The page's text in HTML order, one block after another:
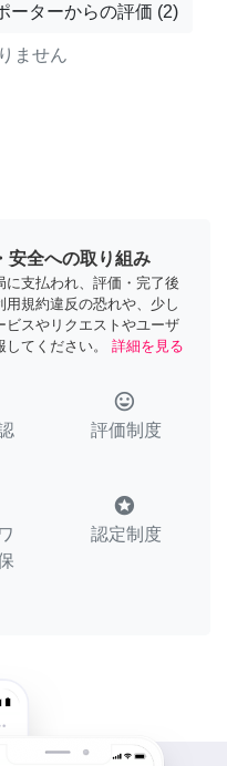
ーターからの評価 (2)
ません
安全への取り組み
に支払われ、評価・完了後
用規約違反の恐れや、少し
ビスやリクエストやユーザ
てください。
詳細を見る
tag_faces
評価制度
stars
認定制度